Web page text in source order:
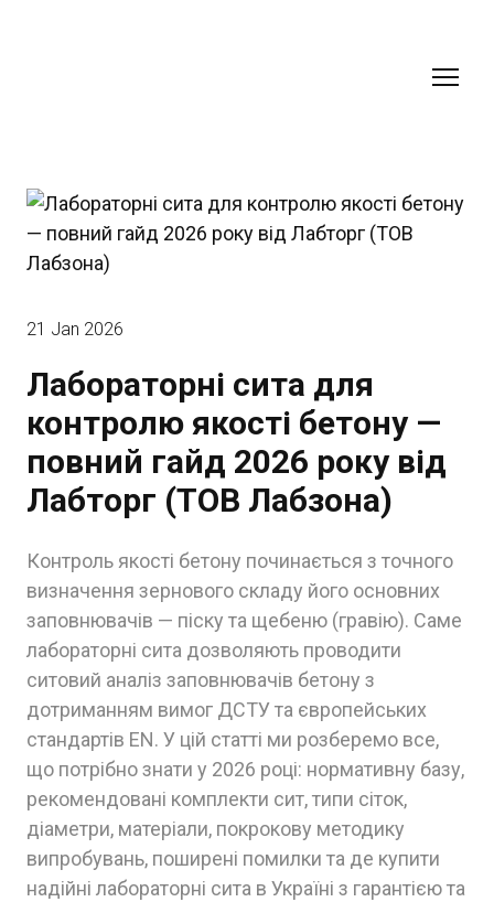
21 Jan 2026
Лабораторні сита для
контролю якості бетону —
повний гайд 2026 року від
Лабторг (ТОВ Лабзона)
Контроль якості бетону починається з точного
визначення зернового складу його основних
заповнювачів — піску та щебеню (гравію). Саме
лабораторні сита дозволяють проводити
ситовий аналіз заповнювачів бетону з
дотриманням вимог ДСТУ та європейських
стандартів EN. У цій статті ми розберемо все,
що потрібно знати у 2026 році: нормативну базу,
рекомендовані комплекти сит, типи сіток,
діаметри, матеріали, покрокову методику
випробувань, поширені помилки та де купити
надійні лабораторні сита в Україні з гарантією та